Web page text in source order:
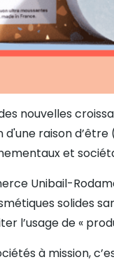
nouvelles
raison d’être
et
Unibail-
solides
l’usage de «
à mission,